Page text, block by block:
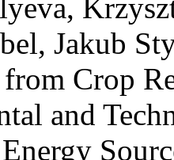
Jakub
Crop
and